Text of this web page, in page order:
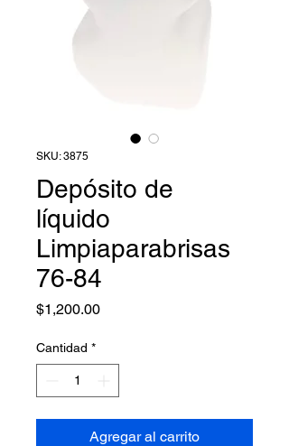
SKU: 3875
Depósito de
líquido
Limpiaparabrisas
76-84
$1,200.00Precio
Cantidad *
Agregar al carrito